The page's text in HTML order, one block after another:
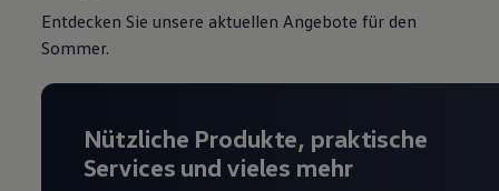
Volkswagen Kundenbetreuung
Digitale Betriebsanleitung
Lifestyle
Transport
Familie
Entdecken Sie unsere aktuellen Angebote für den
Sommer.
Nützliche Produkte, praktische
Services und vieles mehr